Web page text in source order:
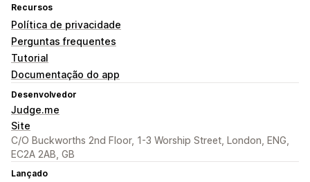
Recursos
Política de privacidade
Perguntas frequentes
Tutorial
Documentação do app
Desenvolvedor
Judge.me
Site
C/O Buckworths 2nd Floor, 1-3 Worship Street, London, ENG,
EC2A 2AB, GB
Lançado